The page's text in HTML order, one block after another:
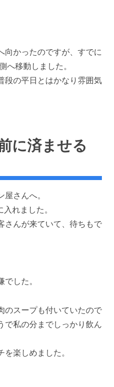
向かったのですが、すでに
へ移動しました。
段の平日とはかなり雰囲気
に済ませる
さんへ。
れました。
さんが来ていて、待ちもで
した。
のスープも付いていたので
で私の分までしっかり飲ん
楽しめました。